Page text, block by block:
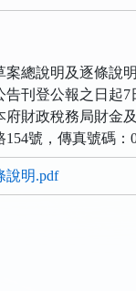
總說明及逐條說明
刊登公報之日起7
府財政稅務局財金
號，傳真號碼：
說明.pdf